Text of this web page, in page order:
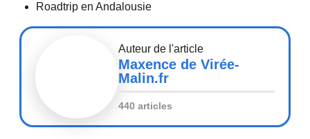
Roadtrip en Andalousie
Auteur de l'article
Maxence de Virée-
Malin.fr
440 articles